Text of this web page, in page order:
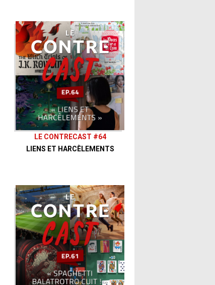
LE CONTRECAST #64
LIENS ET HARCÈLEMENTS